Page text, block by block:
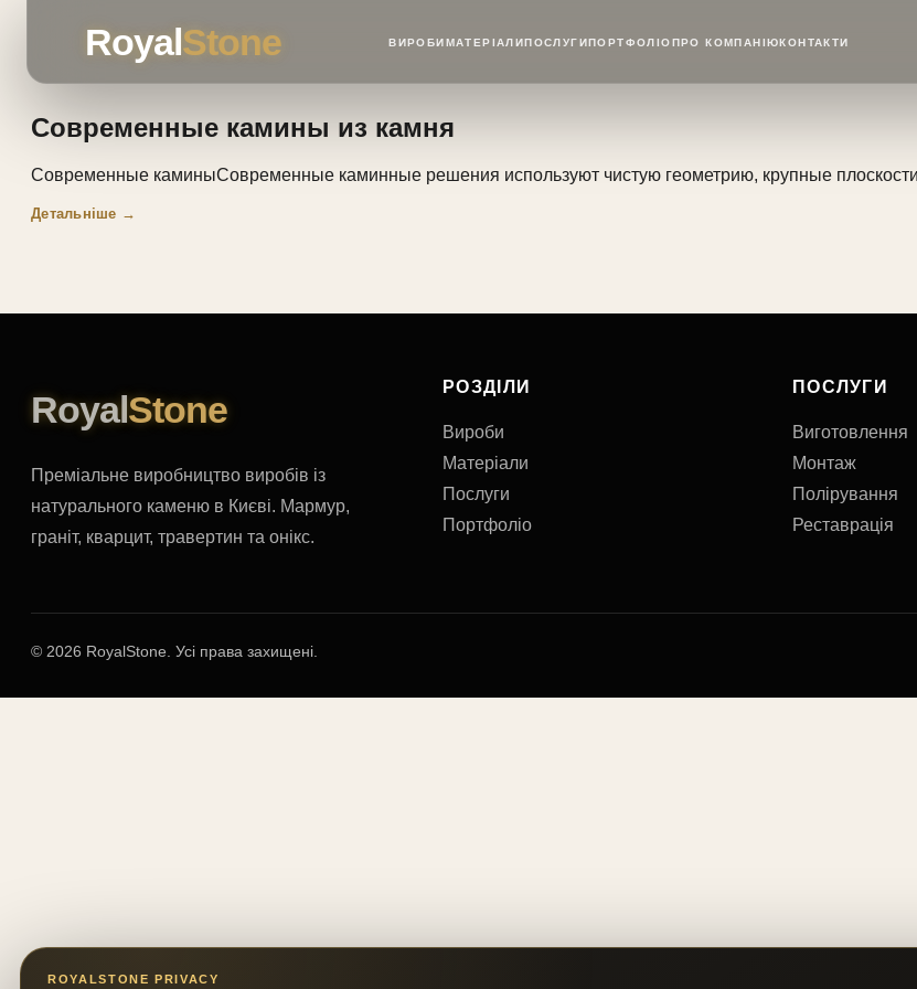
RoyalStone ВИРОБИМАТЕРІАЛИПОСЛУГИПОРТФОЛІОПРО КОМПАНІЮКОНТАКТИ
Современные камины из камня
Современные каминыСовременные каминные решения используют чистую геометрию, крупные
Детальніше →
RoyalStone
Преміальне виробництво виробів із
натурального каменю в Києві. Мармур,
граніт, кварцит, травертин та онікс.
РОЗДІЛИ
Вироби
Матеріали
Послуги
Портфоліо
ПОСЛУГИ
Виготовлення
Монтаж
Полірування
Реставрація
© 2026 RoyalStone. Усі права захищені.
ROYALSTONE PRIVACY